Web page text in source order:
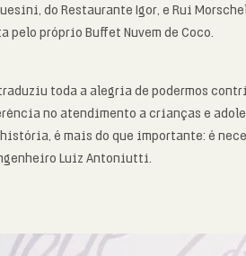
do Restaurante Igor, e Rui
próprio Buffet Nuvem de Coco.
toda a alegria de podermos
no atendimento a crianças e
história, é mais do que importante: é
Luiz Antoniutti.